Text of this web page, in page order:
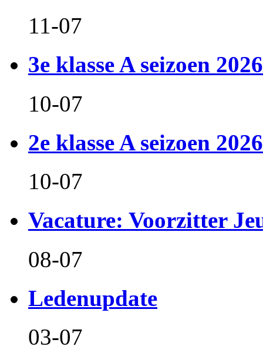
11-07
3e klasse A seizoen
10-07
2e klasse A seizoen
10-07
Vacature: Voorzitter
08-07
Ledenupdate
03-07